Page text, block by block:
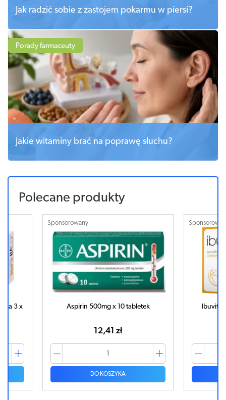
Jak radzić sobie z zastojem pokarmu w piersi?
Porady farmaceuty
Jakie witaminy brać na poprawę słuchu?
Polecane produkty
3 x
Sponsorowany
Aspirin 500mg x 10 tabletek
12,41 zł
DO KOSZYKA
Ibuvit